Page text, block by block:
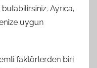
Ayrıca,
uygun
faktörlerden biri